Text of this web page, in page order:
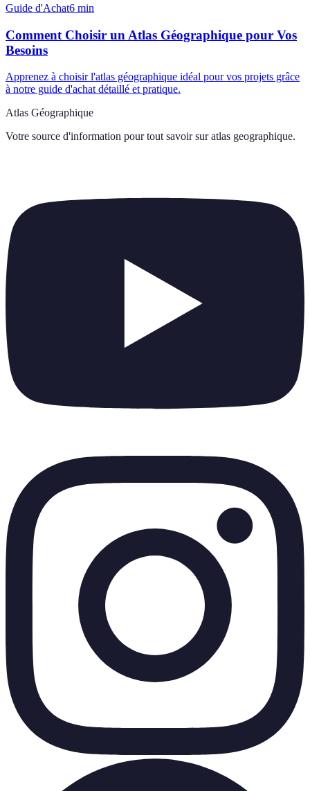
Guide d'Achat6 min
Comment Choisir un Atlas Géographique pour Vos
Besoins
Apprenez à choisir l'atlas géographique idéal pour vos projets grâce
à notre guide d'achat détaillé et pratique.
Atlas Géographique
Votre source d'information pour tout savoir sur atlas geographique.